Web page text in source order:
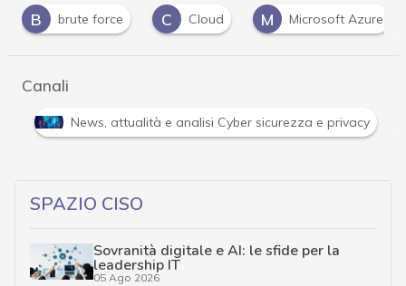
C
Cloud M Microsoft Azure P password
Canali
Attacchi hacker e Malware: le ultime news in tempo
SPAZIO CISO
Sovranità digitale e AI: le sfide per la
leadership IT
05 Ago 2026